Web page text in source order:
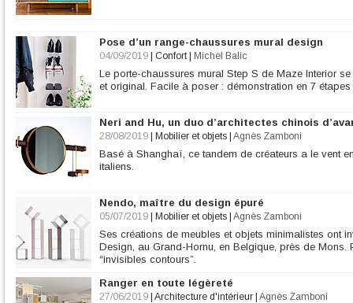
Pose d’un range-chaussures mural design
04/09/2019 | Confort| Michel Balic
Le porte-chaussures mural Step S de Maze Interior
et original. Facile à poser : démonstration en 7 étapes
Neri and Hu, un duo d’architectes chinois
28/08/2019 | Mobilier et objets | Agnès Zamboni
Basé à Shanghaï, ce tandem de créateurs a le vent
italiens.
Nendo, maître du design épuré
05/07/2019 | Mobilier et objets | Agnès Zamboni
Ses créations de meubles et objets minimalistes ont
Design, au Grand-Hornu, en Belgique, près de
“invisibles contours”.
Ranger en toute légèreté
27/06/2019 | Architecture d'intérieur | Agnès Zamboni